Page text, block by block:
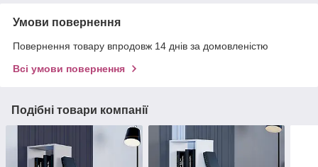
Умови повернення
Повернення товару впродовж 14 днів за домовленістю
Всі умови повернення
Подібні товари компанії